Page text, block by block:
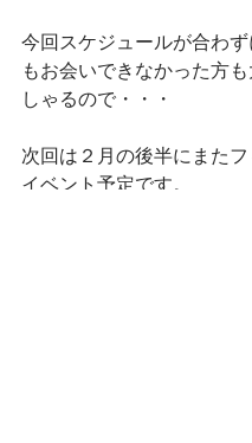
今回スケジュールが合わず
もお会いできなかった方
しゃるので・・・
次回は２月の後半にまたフ
イベント予定です。